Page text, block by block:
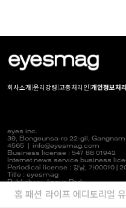
회사소개 윤리강령 고충처리인 개인정보처
eyes inc.
39, Bongeunsa-ro 22-gil,
4565
info@eyesmag.com
Business license : 547 88 01942
Internet news service business
Periodical license : 강남, 가00010 |
Title : eyesmag
Publisher : Jinpyo Park
News manager & Editorial officer :
홈 패션 라이프 에디토리얼